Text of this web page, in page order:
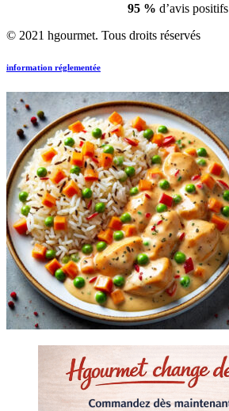
95 % d’avis positifs
© 2021 hgourmet. Tous droits réservés
information réglementée